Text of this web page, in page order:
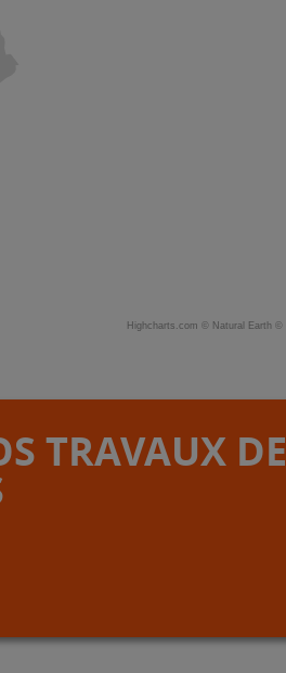
Highcharts.com © Natural Earth ©
TRAVAUX DE